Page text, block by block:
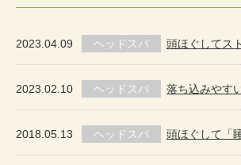
2023.04.09 ヘッドスパ 頭ほぐしてス
2023.02.10 ヘッドスパ 落ち込みやす
2018.05.13 ヘッドスパ 頭ほぐして「